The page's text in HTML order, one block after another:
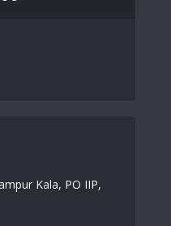
Kala, PO IIP,